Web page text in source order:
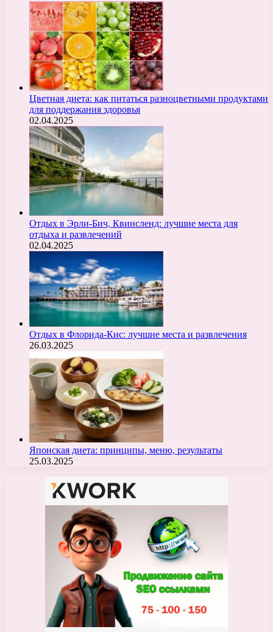
Цветная диета: как питаться разноцветными продуктами
для поддержания здоровья
02.04.2025
Отдых в Эрли-Бич, Квинсленд: лучшие места для
отдыха и развлечений
02.04.2025
Отдых в Флорида-Кис: лучшие места и развлечения
26.03.2025
Японская диета: принципы, меню, результаты
25.03.2025